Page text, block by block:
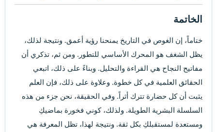
الخاتمة
ختاماً، إن الغوص في التاريخ يمنحنا رؤية أعمق. ونتيجة لذلك،
يظل الشغف هو المحرك الأساسي للتطور. ومن ثم، تذكري أن
مفاتيح النجاح هي القراءة والتحليل. وبناءً على ذلك، اتبعي
الحقائق العلمية في كل خطوة. وعلاوة على ذلك، فإن العلم
يثبت أن كل حضارة تترك أثراً. وفي الحقيقة، نحن جزء من هذه
السلسلة البشرية الطويلة. ولذلك، كوني فخورة بماضيكِ
ومستعدة لمستقبلكِ بكل ثقة. ونتيجة لهذا، تظل المعرفة هي